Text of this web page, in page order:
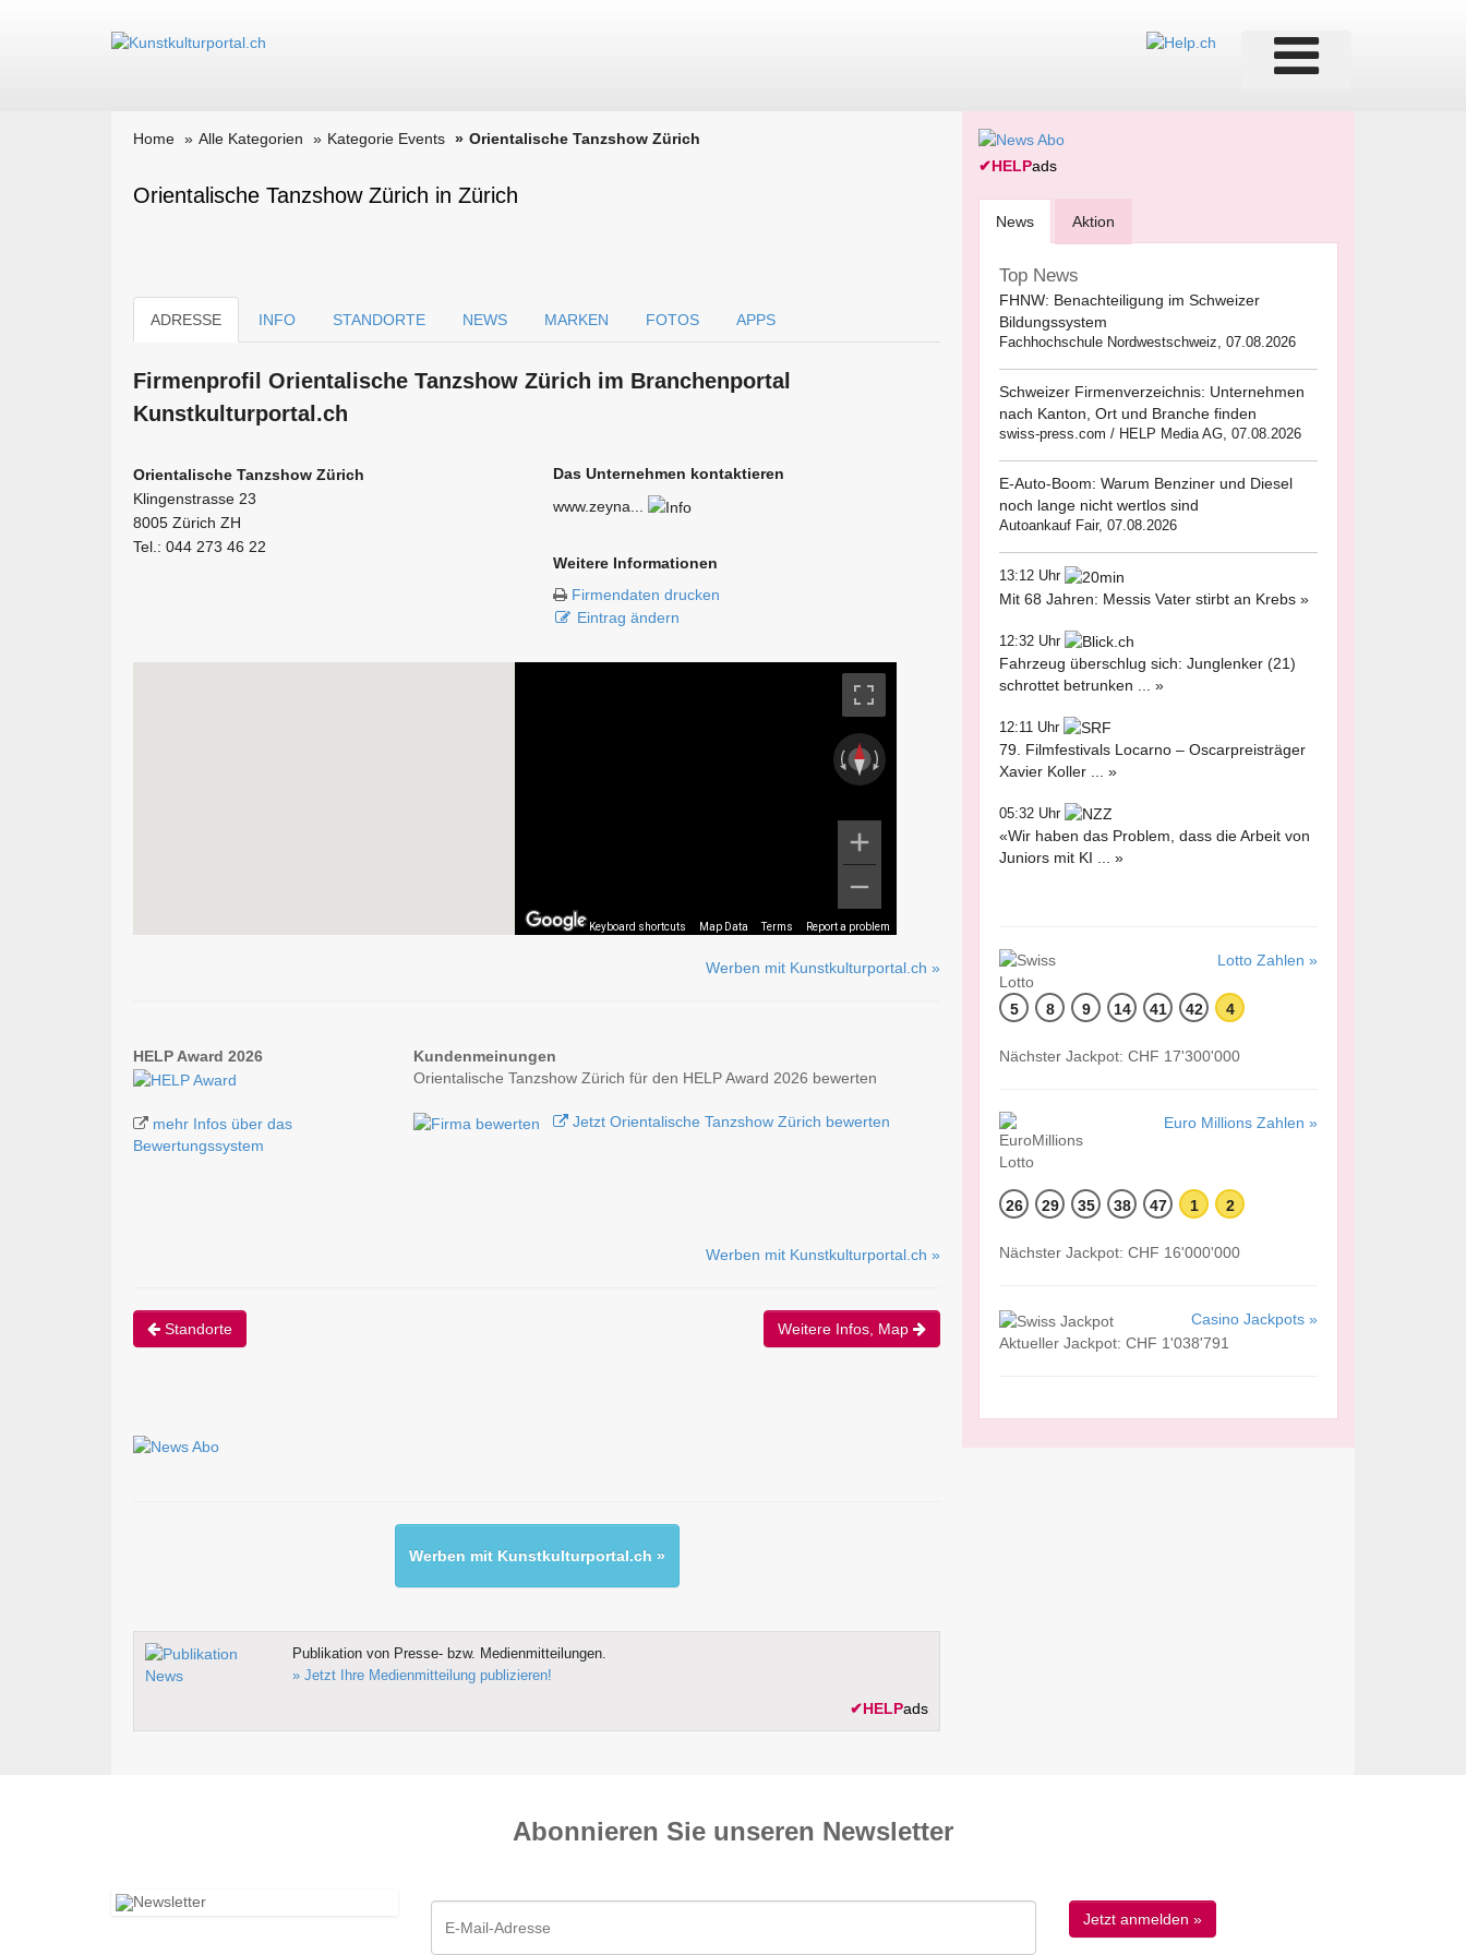
Home Alle Kategorien Kategorie Events Orientalische Tanzshow Zürich
Orientalische Tanzshow Zürich in Zürich
ADRESSE INFO STANDORTE NEWS MARKEN FOTOS APPS
Firmen­profil Orientalische Tanzshow Zürich im Branchen­portal
Kunstkulturportal.ch
Orientalische Tanzshow Zürich
Klingenstrasse 23
8005 Zürich ZH
Tel.: 044 273 46 22
Das Unternehmen kontaktieren
www.zeyna...
Weitere Informationen
Firmendaten drucken
Eintrag ändern
Keyboard shortcuts Map Data Terms Report a problem
Werben mit Kunstkulturportal.ch »
HELP Award 2026
mehr Infos über das
Bewertungssystem
Kundenmeinungen
Orientalische Tanzshow Zürich für den HELP Award 2026 bewerten
Jetzt Orientalische Tanzshow Zürich bewerten
Werben mit Kunstkulturportal.ch »
Standorte Weitere Infos, Map
Werben mit Kunstkulturportal.ch »
Publikation von Presse- bzw. Medienmitteilungen.
» Jetzt Ihre Medienmitteilung publizieren!
✔HELPads
✔HELPads
News Aktion
Top News
FHNW: Benachteiligung im Schweizer
Bildungssystem
Fachhochschule Nordwestschweiz, 07.08.2026
Schweizer Firmenverzeichnis: Unternehmen
nach Kanton, Ort und Branche finden
swiss-press.com / HELP Media AG, 07.08.2026
E-Auto-Boom: Warum Benziner und Diesel
noch lange nicht wertlos sind
Autoankauf Fair, 07.08.2026
13:12 Uhr
Mit 68 Jahren: Messis Vater stirbt an Krebs »
12:32 Uhr
Fahrzeug überschlug sich: Junglenker (21)
schrottet betrunken ... »
12:11 Uhr
79. Filmfestivals Locarno – Oscarpreisträger
Xavier Koller ... »
05:32 Uhr
«Wir haben das Problem, dass die Arbeit von
Juniors mit KI ... »
Lotto Zahlen »
5 8 9 14 41 42 4
Nächster Jackpot: CHF 17'300'000
Euro Millions Zahlen »
26 29 35 38 47 1 2
Nächster Jackpot: CHF 16'000'000
Casino Jackpots »
Aktueller Jackpot: CHF 1'038'791
Abonnieren Sie unseren News­letter